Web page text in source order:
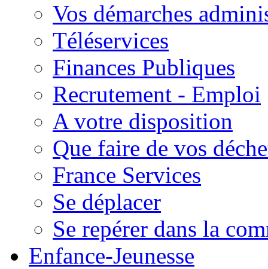
Vos démarches
Téléservices
Finances Publiques
Recrutement - Emploi
A votre disposition
Que faire de vos
France Services
Se déplacer
Se repérer dans la
Enfance-Jeunesse